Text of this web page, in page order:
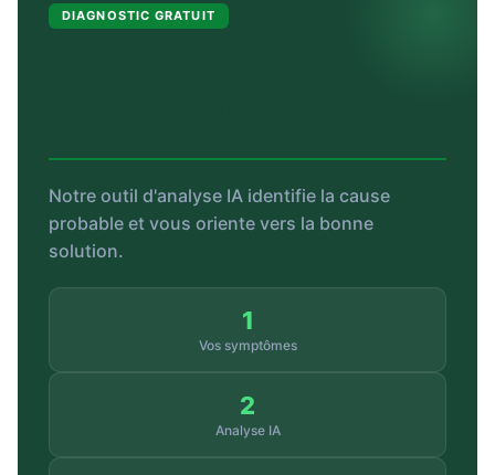
DIAGNOSTIC GRATUIT
Notre outil d'analyse IA identifie la cause
probable et vous oriente vers la bonne
solution.
1
Vos symptômes
2
Analyse IA